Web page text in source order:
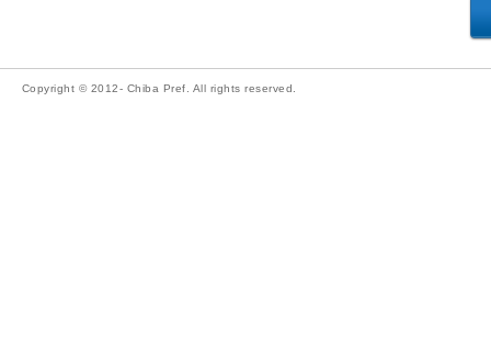
Copyright © 2012- Chiba Pref. All rights reserved.